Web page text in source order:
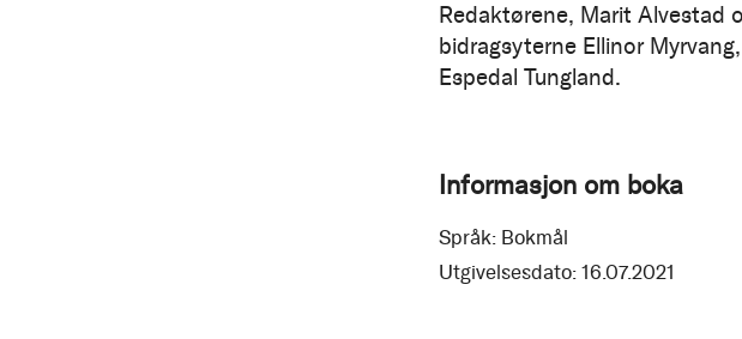
Redaktørene, Marit Alvestad
bidragsyterne Ellinor
Espedal Tungland.
Informasjon om boka
Språk: Bokmål
Utgivelsesdato: 16.07.2021